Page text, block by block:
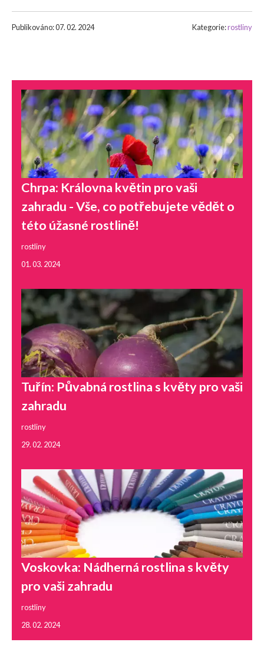
Publikováno: 07. 02. 2024 Kategorie:rostliny
Chrpa: Královna květin pro vaši
zahradu - Vše, co potřebujete vědět o
této úžasné rostlině!
rostliny
01. 03. 2024
Tuřín: Půvabná rostlina s květy pro vaši
zahradu
rostliny
29. 02. 2024
Voskovka: Nádherná rostlina s květy
pro vaši zahradu
rostliny
28. 02. 2024